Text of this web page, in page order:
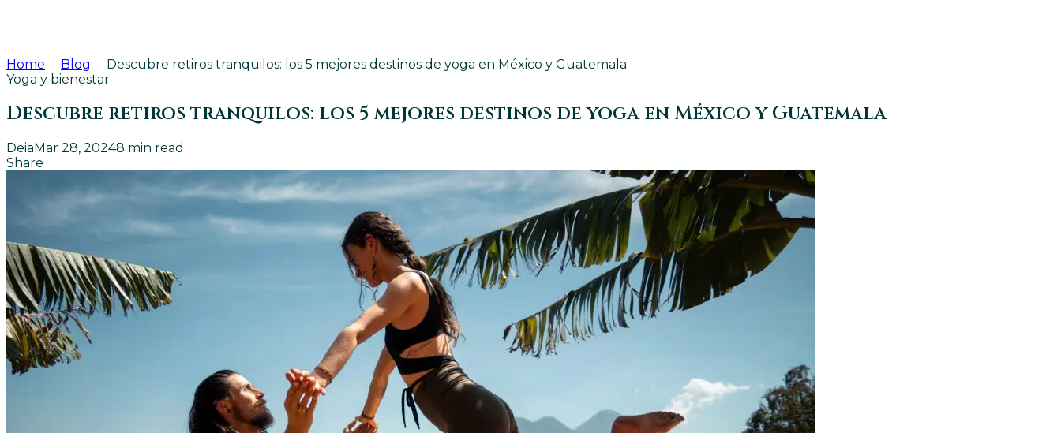
Home Blog
Descubre retiros tranquilos: los 5 mejores destinos de yoga en México y Guatemala
Yoga y bienestar
Descubre retiros tranquilos: los 5 mejores destinos de yoga en México y Guatemala
DeiaMar 28, 20248 min read
Share